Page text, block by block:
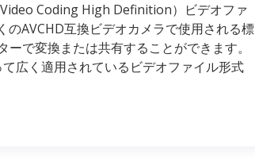
Coding High Definition）ビデオファ
AVCHD互換ビデオカメラで使用される標
で変換または共有することができます。
広く適用されているビデオファイル形式